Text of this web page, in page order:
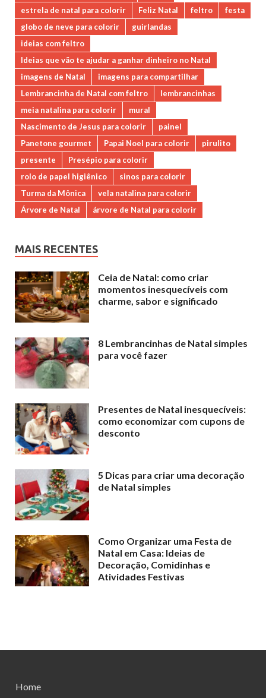
estrela de natal para colorir
Feliz Natal feltro
festa
globo de neve para colorir
guirlandas
ideias com feltro
Ideias que vão te ajudar a ganhar dinheiro no Natal
imagens de Natal
imagens para compartilhar
Lembrancinha de Natal com feltro
lembrancinhas
meia natalina para colorir
mural
Nascimento de Jesus para colorir
painel
Panetone gourmet
Papai Noel para colorir
pirulito
presente
Presépio para colorir
rolo de papel higiênico
sinos para colorir
Turma da Mônica
vela natalina para colorir
Árvore de Natal
árvore de Natal para colorir
MAIS RECENTES
Ceia de Natal: como criar
momentos inesquecíveis com
charme, sabor e significado
8 Lembrancinhas de Natal simples
para você fazer
Presentes de Natal inesquecíveis:
como economizar com cupons de
desconto
5 Dicas para criar uma decoração
de Natal simples
Como Organizar uma Festa de
Natal em Casa: Ideias de
Decoração, Comidinhas e
Atividades Festivas
Home